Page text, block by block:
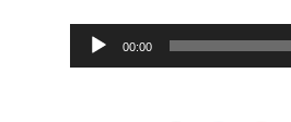
Audio
Player
00:00